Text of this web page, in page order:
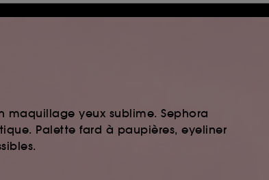
maquillage yeux sublime. Sephora
Palette fard à paupières, eyeliner